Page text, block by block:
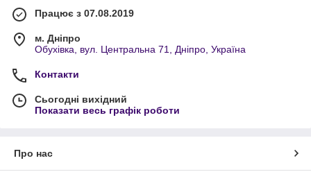
Працює з 07.08.2019
м. Дніпро
Обухівка, вул. Центральна 71, Дніпро, Україна
Контакти
Сьогодні вихідний
Показати весь графік роботи
Про нас